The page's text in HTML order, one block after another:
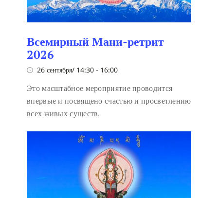
Всемирный Мани-ретрит
2026
26 сентября/ 14:30 - 16:00
Это масштабное мероприятие проводится
впервые и посвящено счастью и просветлению
всех живых существ.